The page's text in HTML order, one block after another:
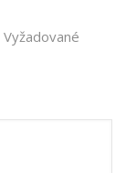
Vyžadované